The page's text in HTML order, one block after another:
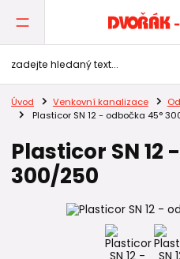
Úvod Venkovní kanalizace
Plasticor SN 12 - odbočka 45°
Plasticor SN 12
300/250